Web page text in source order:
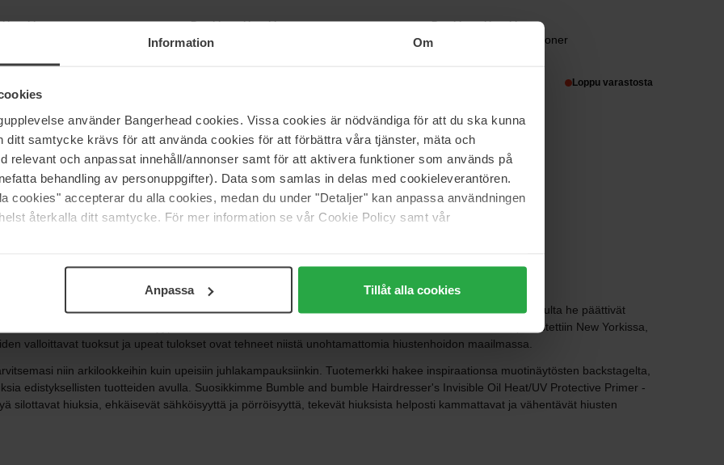
Information Om
använder Bangerhead cookies. Vissa cookies är nödvändiga för att du ska kunna
ditt samtycke krävs för att använda cookies för att förbättra våra tjänster, mäta och
relevant och anpassat innehåll/annonser samt för att aktivera funktioner som används på
behandling av personuppgifter). Data som samlas in delas med cookieleverantören.
cookies" accepterar du alla cookies, medan du under "Detaljer" kan anpassa användningen
återkalla ditt samtycke. För mer information se vår Cookie Policy samt vår
Anpassa Tillåt alla cookies
bumble
Active
38 €
Bumble and bumble
Bond-Building Styling Cream
Bumble and bumble
Bb. Curl 3-in-1 Conditioner
Loppu varastosta
Sivu 1/2 Seuraava
Näytä lisää
heidän odotuksena ja loisivat loistavia tuloksia ammattitasoiseen hiustenhoitoon ja muotoiluun. Lopulta he päättivät
mahdollisuus loistaa hiustyypistä huolimatta! Tietoa Bumble and bumblesta Bumble and bumble perustettiin New Yorkissa,
valloittavat tuoksut ja upeat tulokset ovat tehneet niistä unohtamattomia hiustenhoidon maailmassa.
niin arkilookkeihin kuin upeisiin juhlakampauksiinkin. Tuotemerkki hakee inspiraationsa muotinäytösten backstagelta,
edistyksellisten tuotteiden avulla. Suosikkimme Bumble and bumble Hairdresser's Invisible Oil Heat/UV Protective Primer -
silottavat hiuksia, ehkäisevät sähköisyyttä ja pörröisyyttä, tekevät hiuksista helposti kammattavat ja vähentävät hiusten